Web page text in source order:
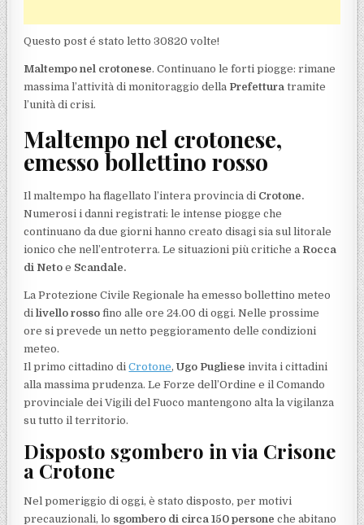
Questo post é stato letto 30820 volte!
Maltempo nel crotonese. Continuano le forti piogge: rimane
massima l’attività di monitoraggio della Prefettura tramite
l’unità di crisi.
Maltempo nel crotonese,
emesso bollettino rosso
Il maltempo ha flagellato l’intera provincia di Crotone.
Numerosi i danni registrati: le intense piogge che
continuano da due giorni hanno creato disagi sia sul litorale
ionico che nell’entroterra. Le situazioni più critiche a Rocca
di Neto e Scandale.
La Protezione Civile Regionale ha emesso bollettino meteo
dilivello rosso fino alle ore 24.00 di oggi. Nelle prossime
ore si prevede un netto peggioramento delle condizioni
meteo.
Il primo cittadino diCrotone,Ugo Pugliese invita i cittadini
alla massima prudenza. Le Forze dell’Ordine e il Comando
provinciale dei Vigili del Fuoco mantengono alta la vigilanza
su tutto il territorio.
Disposto sgombero in via Crisone
a Crotone
Nel pomeriggio di oggi, è stato disposto, per motivi
precauzionali, lo sgombero di circa 150 persone che abitano